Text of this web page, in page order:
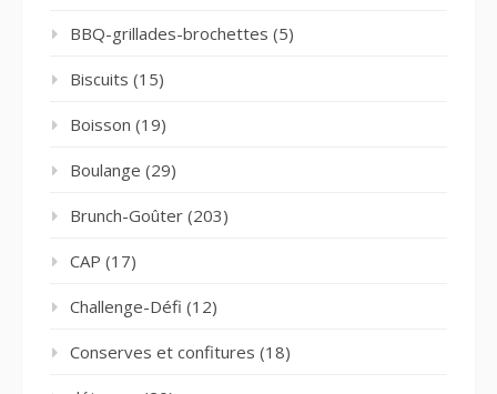
BBQ-grillades-brochettes (5)
Biscuits (15)
Boisson (19)
Boulange (29)
Brunch-Goûter (203)
CAP (17)
Challenge-Défi (12)
Conserves et confitures (18)